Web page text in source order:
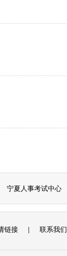
宁夏人事考试中心
链接 | 联系我们